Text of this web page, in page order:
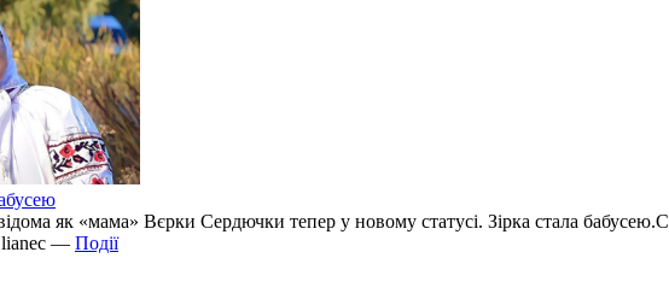
як «мама» Вєрки Сердючки тепер у новому статусі. Зірка стала
— Події